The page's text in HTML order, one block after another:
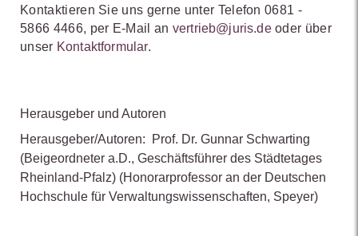
Kontaktieren Sie uns gerne unter Telefon 0681 -
5866 4466, per E-Mail anvertrieb@juris.deoder über
unser Kontaktformular.
Herausgeber und Autoren
Herausgeber/Autoren:
Prof. Dr. Gunnar Schwarting
(Beigeordneter a.D., Geschäftsführer des Städtetages
Rheinland-Pfalz) (Honorarprofessor an der Deutschen
Hochschule für Verwaltungswissenschaften, Speyer)